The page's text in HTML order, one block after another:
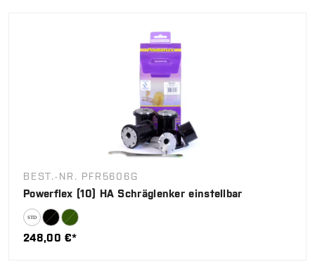
BEST.-NR. PFR5606G
Powerflex (10) HA Schräglenker einstellbar
248,00 €*